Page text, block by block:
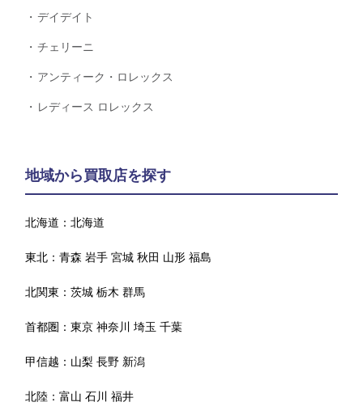
デイデイト
チェリーニ
アンティーク・ロレックス
レディース ロレックス
地域から買取店を探す
北海道：北海道
東北：青森 岩手 宮城 秋田 山形 福島
北関東：茨城 栃木 群馬
首都圏：東京 神奈川 埼玉 千葉
甲信越： 山梨 長野 新潟
北陸：富山 石川 福井